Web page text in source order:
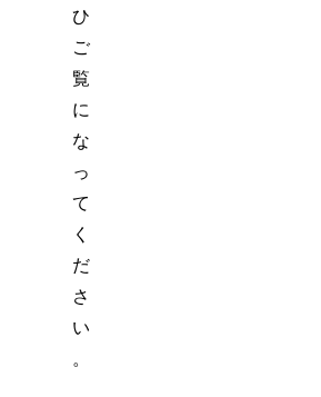
ひ
ご
覧
に
な
っ
て
く
だ
さ
い
。